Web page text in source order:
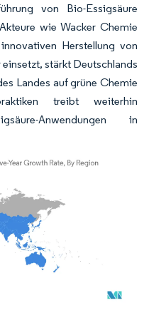
von Bio-Essigsäure
wie Wacker Chemie
Herstellung von
stärkt Deutschlands
Landes auf grüne Chemie
treibt weiterhin
Anwendungen in